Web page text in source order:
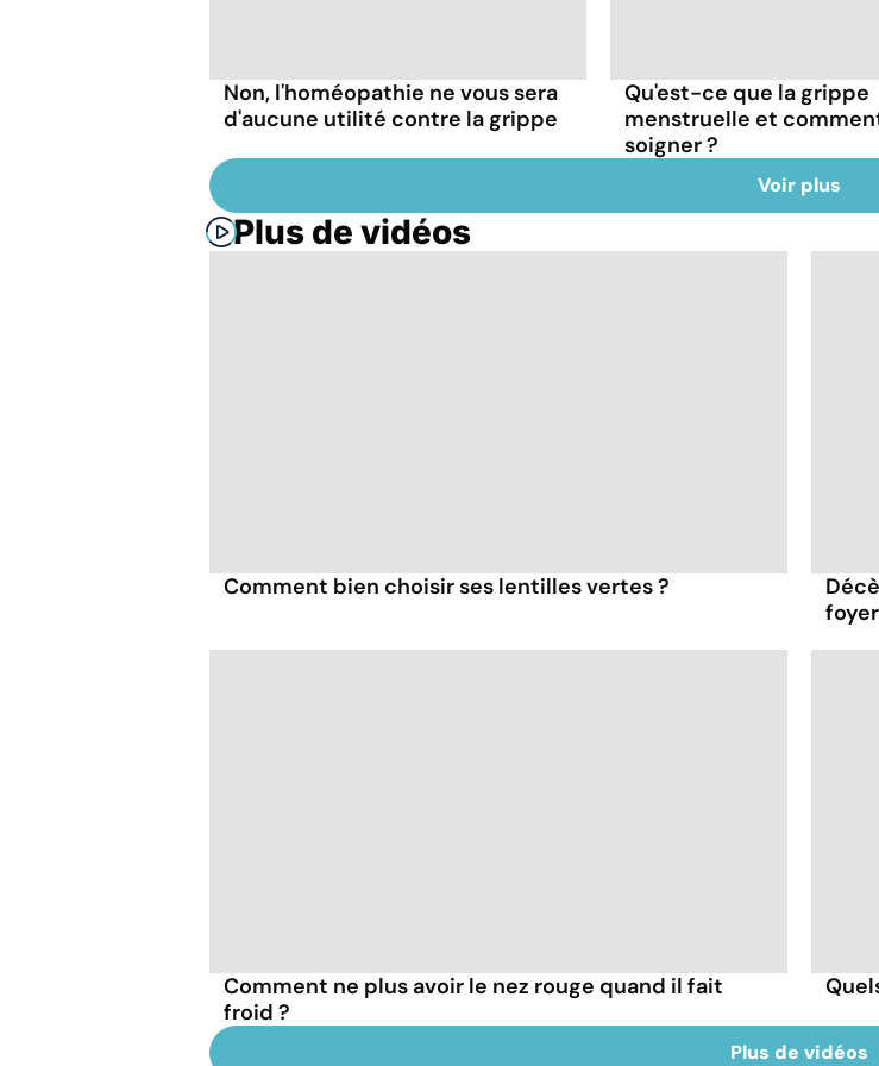
Non, l'homéopathie ne vous sera
d'aucune utilité contre la grippe
Qu'est-ce que la grippe
menstruelle et
soigner ?
Voir plus
Plus de vidéos
Comment bien choisir ses lentilles vertes ?
Comment ne plus avoir le nez rouge quand il fait
froid ?
Plus de vidéos